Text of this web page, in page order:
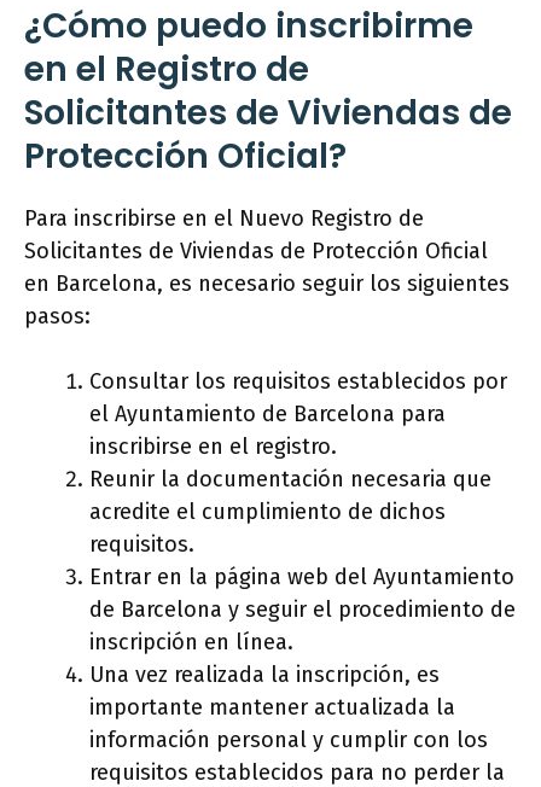
¿Cómo puedo inscribirme
en el Registro de
Solicitantes de Viviendas de
Protección Oficial?
Para inscribirse en el Nuevo Registro de
Solicitantes de Viviendas de Protección Oficial
en Barcelona, es necesario seguir los siguientes
pasos:
Consultar los requisitos establecidos por
el Ayuntamiento de Barcelona para
inscribirse en el registro.
Reunir la documentación necesaria que
acredite el cumplimiento de dichos
requisitos.
Entrar en la página web del Ayuntamiento
de Barcelona y seguir el procedimiento de
inscripción en línea.
Una vez realizada la inscripción, es
importante mantener actualizada la
información personal y cumplir con los
requisitos establecidos para no perder la